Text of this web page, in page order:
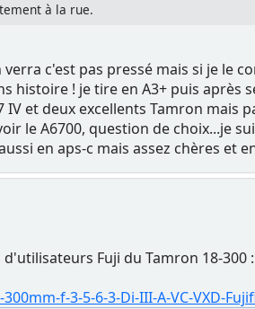
à la rue.
c'est pas pressé mais si je le
histoire ! je tire en A3+ puis
et deux excellents Tamron mais
le A6700, question de choix...je
en aps-c mais assez chères et
Fuji du Tamron 18-300 :
f-3-5-6-3-Di-III-A-VC-VXD-